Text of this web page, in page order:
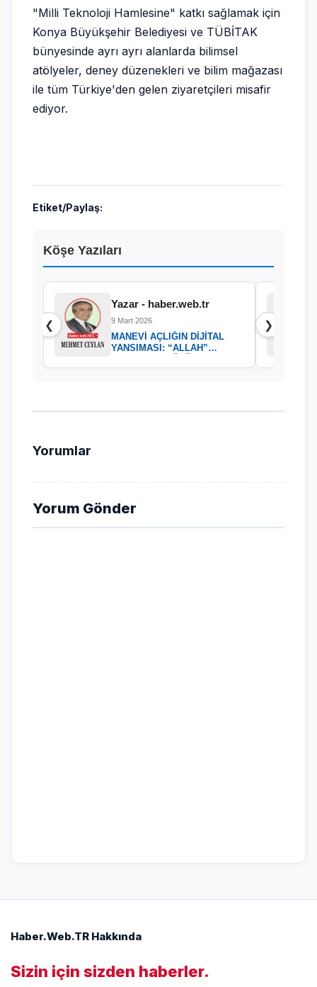
"Milli Teknoloji Hamlesine" katkı sağlamak için
Konya Büyükşehir Belediyesi ve TÜBİTAK
bünyesinde ayrı ayrı alanlarda bilimsel
atölyeler, deney düzenekleri ve bilim mağazası
ile tüm Türkiye'den gelen ziyaretçileri misafir
ediyor.
Etiket/Paylaş:
Köşe Yazıları
❮
Yazar - haber.web.tr
9 Mart 2026
MANEVİ AÇLIĞIN DİJİTAL
YANSIMASI: “ALLAH”
❯
Yorumlar
Yorum Gönder
Haber.Web.TR Hakkında
Sizin için sizden haberler.